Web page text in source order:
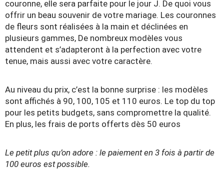
couronne, elle sera parfaite pour le jour J. De quoi vous
offrir un beau souvenir de votre mariage. Les couronnes
de fleurs sont réalisées à la main et déclinées en
plusieurs gammes, De nombreux modèles vous
attendent et s’adapteront à la perfection avec votre
tenue, mais aussi avec votre caractère.
Au niveau du prix, c’est la bonne surprise : les modèles
sont affichés à 90, 100, 105 et 110 euros. Le top du top
pour les petits budgets, sans compromettre la qualité.
En plus, les frais de ports offerts dès 50 euros
Le petit plus qu’on adore : le paiement en 3 fois à partir de
100 euros est possible.